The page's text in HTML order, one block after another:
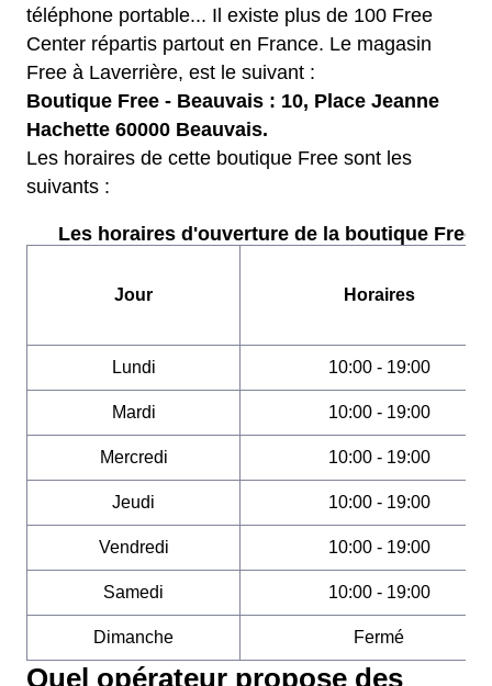
téléphone portable... Il existe plus de 100 Free
Center répartis partout en France. Le magasin
Free à Laverrière, est le suivant :
Boutique Free - Beauvais : 10, Place Jeanne
Hachette 60000 Beauvais.
Les horaires de cette boutique Free sont les
suivants :
Les horaires d'ouverture de la boutique Free :
Jour Horaires
Lundi 10:00 - 19:00
Mardi 10:00 - 19:00
Mercredi 10:00 - 19:00
Jeudi 10:00 - 19:00
Vendredi 10:00 - 19:00
Samedi 10:00 - 19:00
Dimanche Fermé
Quel opérateur propose des